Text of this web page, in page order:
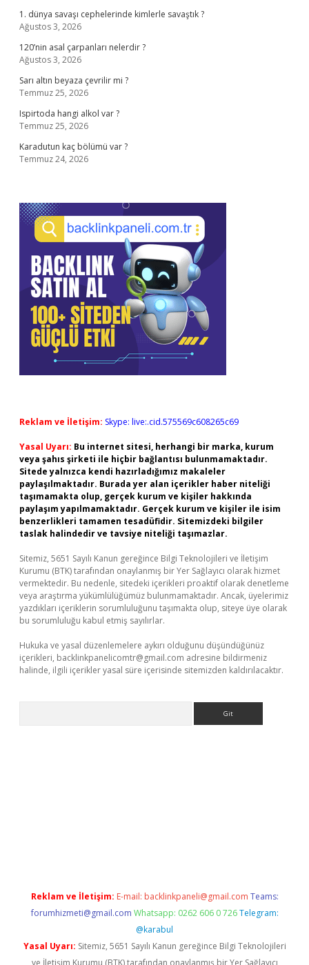
1. dünya savaşı cephelerinde kimlerle savaştık ?
Ağustos 3, 2026
120’nin asal çarpanları nelerdir ?
Ağustos 3, 2026
Sarı altın beyaza çevrilir mi ?
Temmuz 25, 2026
Ispirtoda hangi alkol var ?
Temmuz 25, 2026
Karadutun kaç bölümü var ?
Temmuz 24, 2026
Reklam ve İletişim: Skype: live:.cid.575569c608265c69
Yasal Uyarı: Bu internet sitesi, herhangi bir marka, kurum
veya şahıs şirketi ile hiçbir bağlantısı bulunmamaktadır.
Sitede yalnızca kendi hazırladığımız makaleler
paylaşılmaktadır. Burada yer alan içerikler haber niteliği
taşımamakta olup, gerçek kurum ve kişiler hakkında
paylaşım yapılmamaktadır. Gerçek kurum ve kişiler ile isim
benzerlikleri tamamen tesadüfidir. Sitemizdeki bilgiler
taslak halindedir ve tavsiye niteliği taşımazlar.
Sitemiz, 5651 Sayılı Kanun gereğince Bilgi Teknolojileri ve İletişim
Kurumu (BTK) tarafından onaylanmış bir Yer Sağlayıcı olarak hizmet
vermektedir. Bu nedenle, sitedeki içerikleri proaktif olarak denetleme
veya araştırma yükümlülüğümüz bulunmamaktadır. Ancak, üyelerimiz
yazdıkları içeriklerin sorumluluğunu taşımakta olup, siteye üye olarak
bu sorumluluğu kabul etmiş sayılırlar.
Hukuka ve yasal düzenlemelere aykırı olduğunu düşündüğünüz
içerikleri, backlinkpanelicomtr@gmail.com adresine bildirmeniz
halinde, ilgili içerikler yasal süre içerisinde sitemizden kaldırılacaktır.
Reklam ve İletişim: E-mail: backlinkpaneli@gmail.com Teams:
forumhizmeti@gmail.com Whatsapp: 0262 606 0 726 Telegram:
@karabul
Yasal Uyarı: Sitemiz, 5651 Sayılı Kanun gereğince Bilgi Teknolojileri
ve İletişim Kurumu (BTK) tarafından onaylanmış bir Yer Sağlayıcı